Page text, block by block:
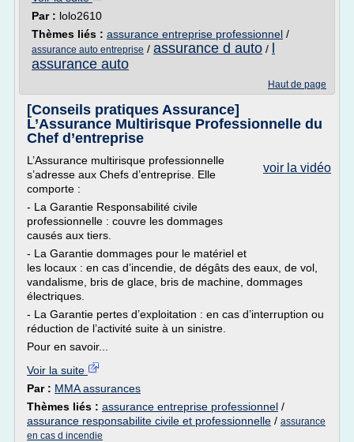
Par : lolo2610
Thèmes liés : assurance entreprise professionnel /
assurance auto entreprise / assurance d auto /
assurance auto
Haut de page
[Conseils pratiques Assurance]
L’Assurance Multirisque Professionnelle du
Chef d’entreprise
voir la vidéo
L’Assurance multirisque professionnelle
s’adresse aux Chefs d’entreprise. Elle
comporte :
- La Garantie Responsabilité civile
professionnelle : couvre les dommages
causés aux tiers.
- La Garantie dommages pour le matériel et
les locaux : en cas d’incendie, de dégâts des eaux, de vol,
vandalisme, bris de glace, bris de machine, dommages
électriques.
- La Garantie pertes d’exploitation : en cas d’interruption ou
réduction de l’activité suite à un sinistre.
Pour en savoir...
Voir la suite
Par : MMA assurances
Thèmes liés : assurance entreprise professionnel /
assurance responsabilite civile et professionnelle / assurance
en cas d incendie